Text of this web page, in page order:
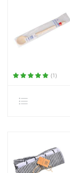
(1)